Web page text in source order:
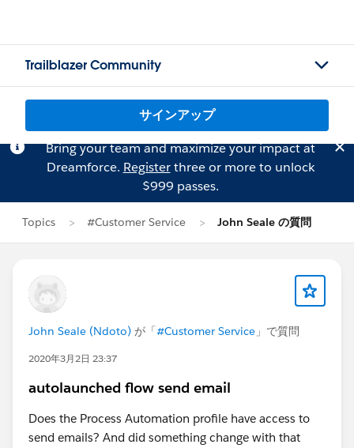
Trailblazer Community
サインアップ
Bring your team and maximize your impact at
Dreamforce. Registerthree or more to unlock
$999 passes.
Topics #Customer Service John Seale の質問
John Seale (Ndoto) が「#Customer Service 」で質問
2020年3月2日 23:37
autolaunched flow send email
Does the Process Automation profile have access to
send emails? And did something change with that